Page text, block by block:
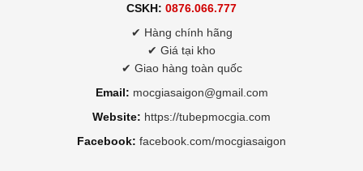
CSKH: 0876.066.777
✔ Hàng chính hãng
✔ Giá tại kho
✔ Giao hàng toàn quốc
Email: mocgiasaigon@gmail.com
Website: https://tubepmocgia.com
Facebook: facebook.com/mocgiasaigon